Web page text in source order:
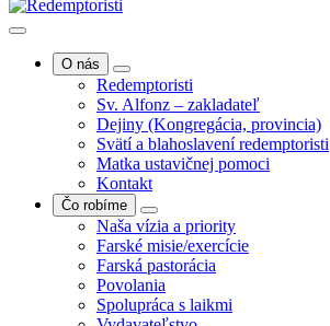
O nás
Redemptoristi
Sv. Alfonz – zakladateľ
Dejiny (Kongregácia, provincia)
Svätí a blahoslavení redemptoristi
Matka ustavičnej pomoci
Kontakt
Čo robíme
Naša vízia a priority
Farské misie/exercície
Farská pastorácia
Povolania
Spolupráca s laikmi